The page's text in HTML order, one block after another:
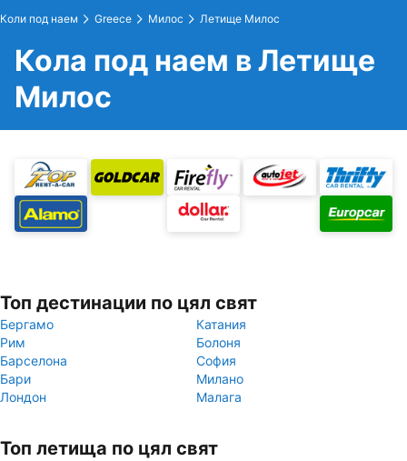
Коли под наем Greece Милос Летище Милос
Кола под наем в Летище
Милос
Топ дестинации по цял свят
Бергамо
Катания
Рим
Болоня
Барселона
София
Бари
Милано
Лондон
Малага
Топ летища по цял свят